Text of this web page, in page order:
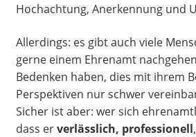
Hochachtung, Anerkennung und
Allerdings: es gibt auch viele
gerne einem Ehrenamt
Bedenken haben, dies mit ihrem
Perspektiven nur schwer
Sicher ist aber: wer sich
dass erverlässlich, professionell,